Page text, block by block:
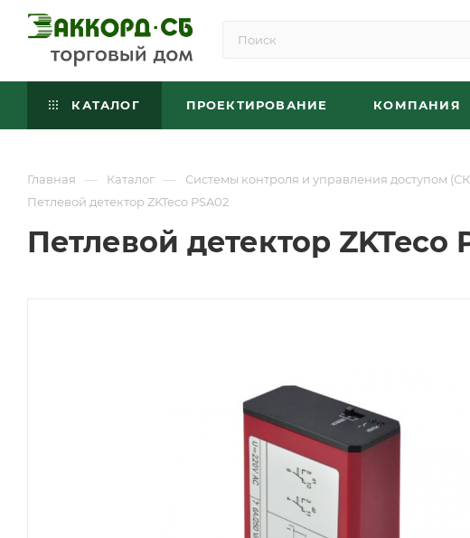
КАТАЛОГ ПРОЕКТИРОВАНИЕ КОМПАНИЯ
Главная — Каталог — Системы контроля и управления доступом
Петлевой детектор ZKTeco PSA02
Петлевой детектор ZKTeco